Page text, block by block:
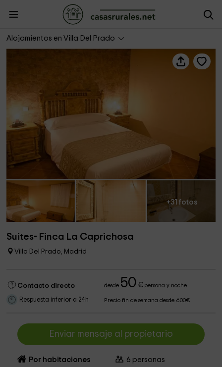
Alojamientos en Villa Del Prado
Suites- Finca La Caprichosa
+31 fotos
Suites- Finca La Caprichosa
Villa Del Prado, Madrid
Contacto directo desde 50 €persona y noche
Respuesta inferior a 24h Precio fin de semana desde 600€
Enviar mensaje al propietario
Por habitaciones 6 personas